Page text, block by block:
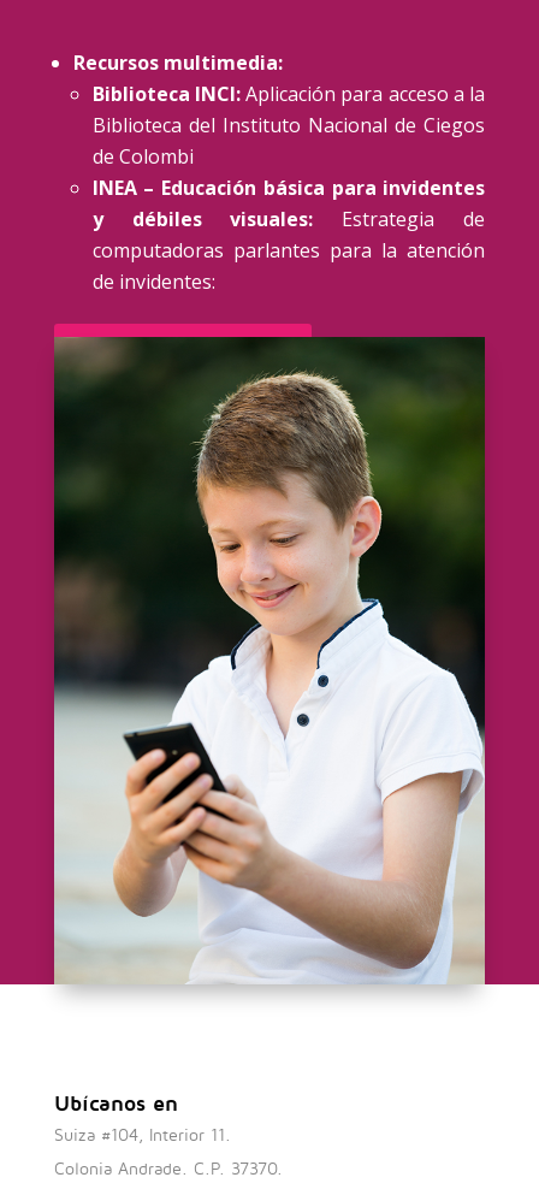
Recursos multimedia:
Biblioteca INCI:Aplicación para acceso a la
Biblioteca del Instituto Nacional de Ciegos
de Colombi
INEA – Educación básica para invidentes
y débiles visuales: Estrategia de
computadoras parlantes para la atención
de invidentes:
Ir a la página de la INEA
Ubícanos en
Suiza #104, Interior 11.
Colonia Andrade. C.P. 37370.